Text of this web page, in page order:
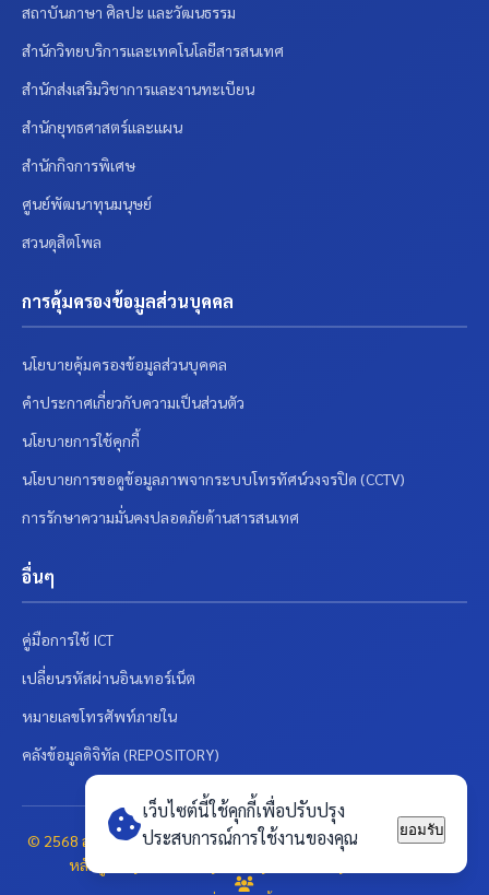
สถาบันภาษา ศิลปะ และวัฒนธรรม
สำนักวิทยบริการและเทคโนโลยีสารสนเทศ
สำนักส่งเสริมวิชาการและงานทะเบียน
สำนักยุทธศาสตร์และแผน
สำนักกิจการพิเศษ
ศูนย์พัฒนาทุนมนุษย์
สวนดุสิตโพล
การคุ้มครองข้อมูลส่วนบุคคล
นโยบายคุ้มครองข้อมูลส่วนบุคคล
คำประกาศเกี่ยวกับความเป็นส่วนตัว
นโยบายการใช้คุกกี้
นโยบายการขอดูข้อมูลภาพจากระบบโทรทัศน์วงจรปิด (CCTV)
การรักษาความมั่นคงปลอดภัยด้านสารสนเทศ
อื่นๆ
คู่มือการใช้ ICT
เปลี่ยนรหัสผ่านอินเทอร์เน็ต
หมายเลขโทรศัพท์ภายใน
คลังข้อมูลดิจิทัล (REPOSITORY)
© 2568 สภาคณาจารย์และพนักงาน มหาวิทยาลัยสวนดุสิต | พัฒนาโดย
หลักสูตร cybersecurity
เว็บไซต์นี้ใช้คุกกี้เพื่อปรับปรุง
ประสบการณ์การใช้งานของคุณ
ยอมรับ